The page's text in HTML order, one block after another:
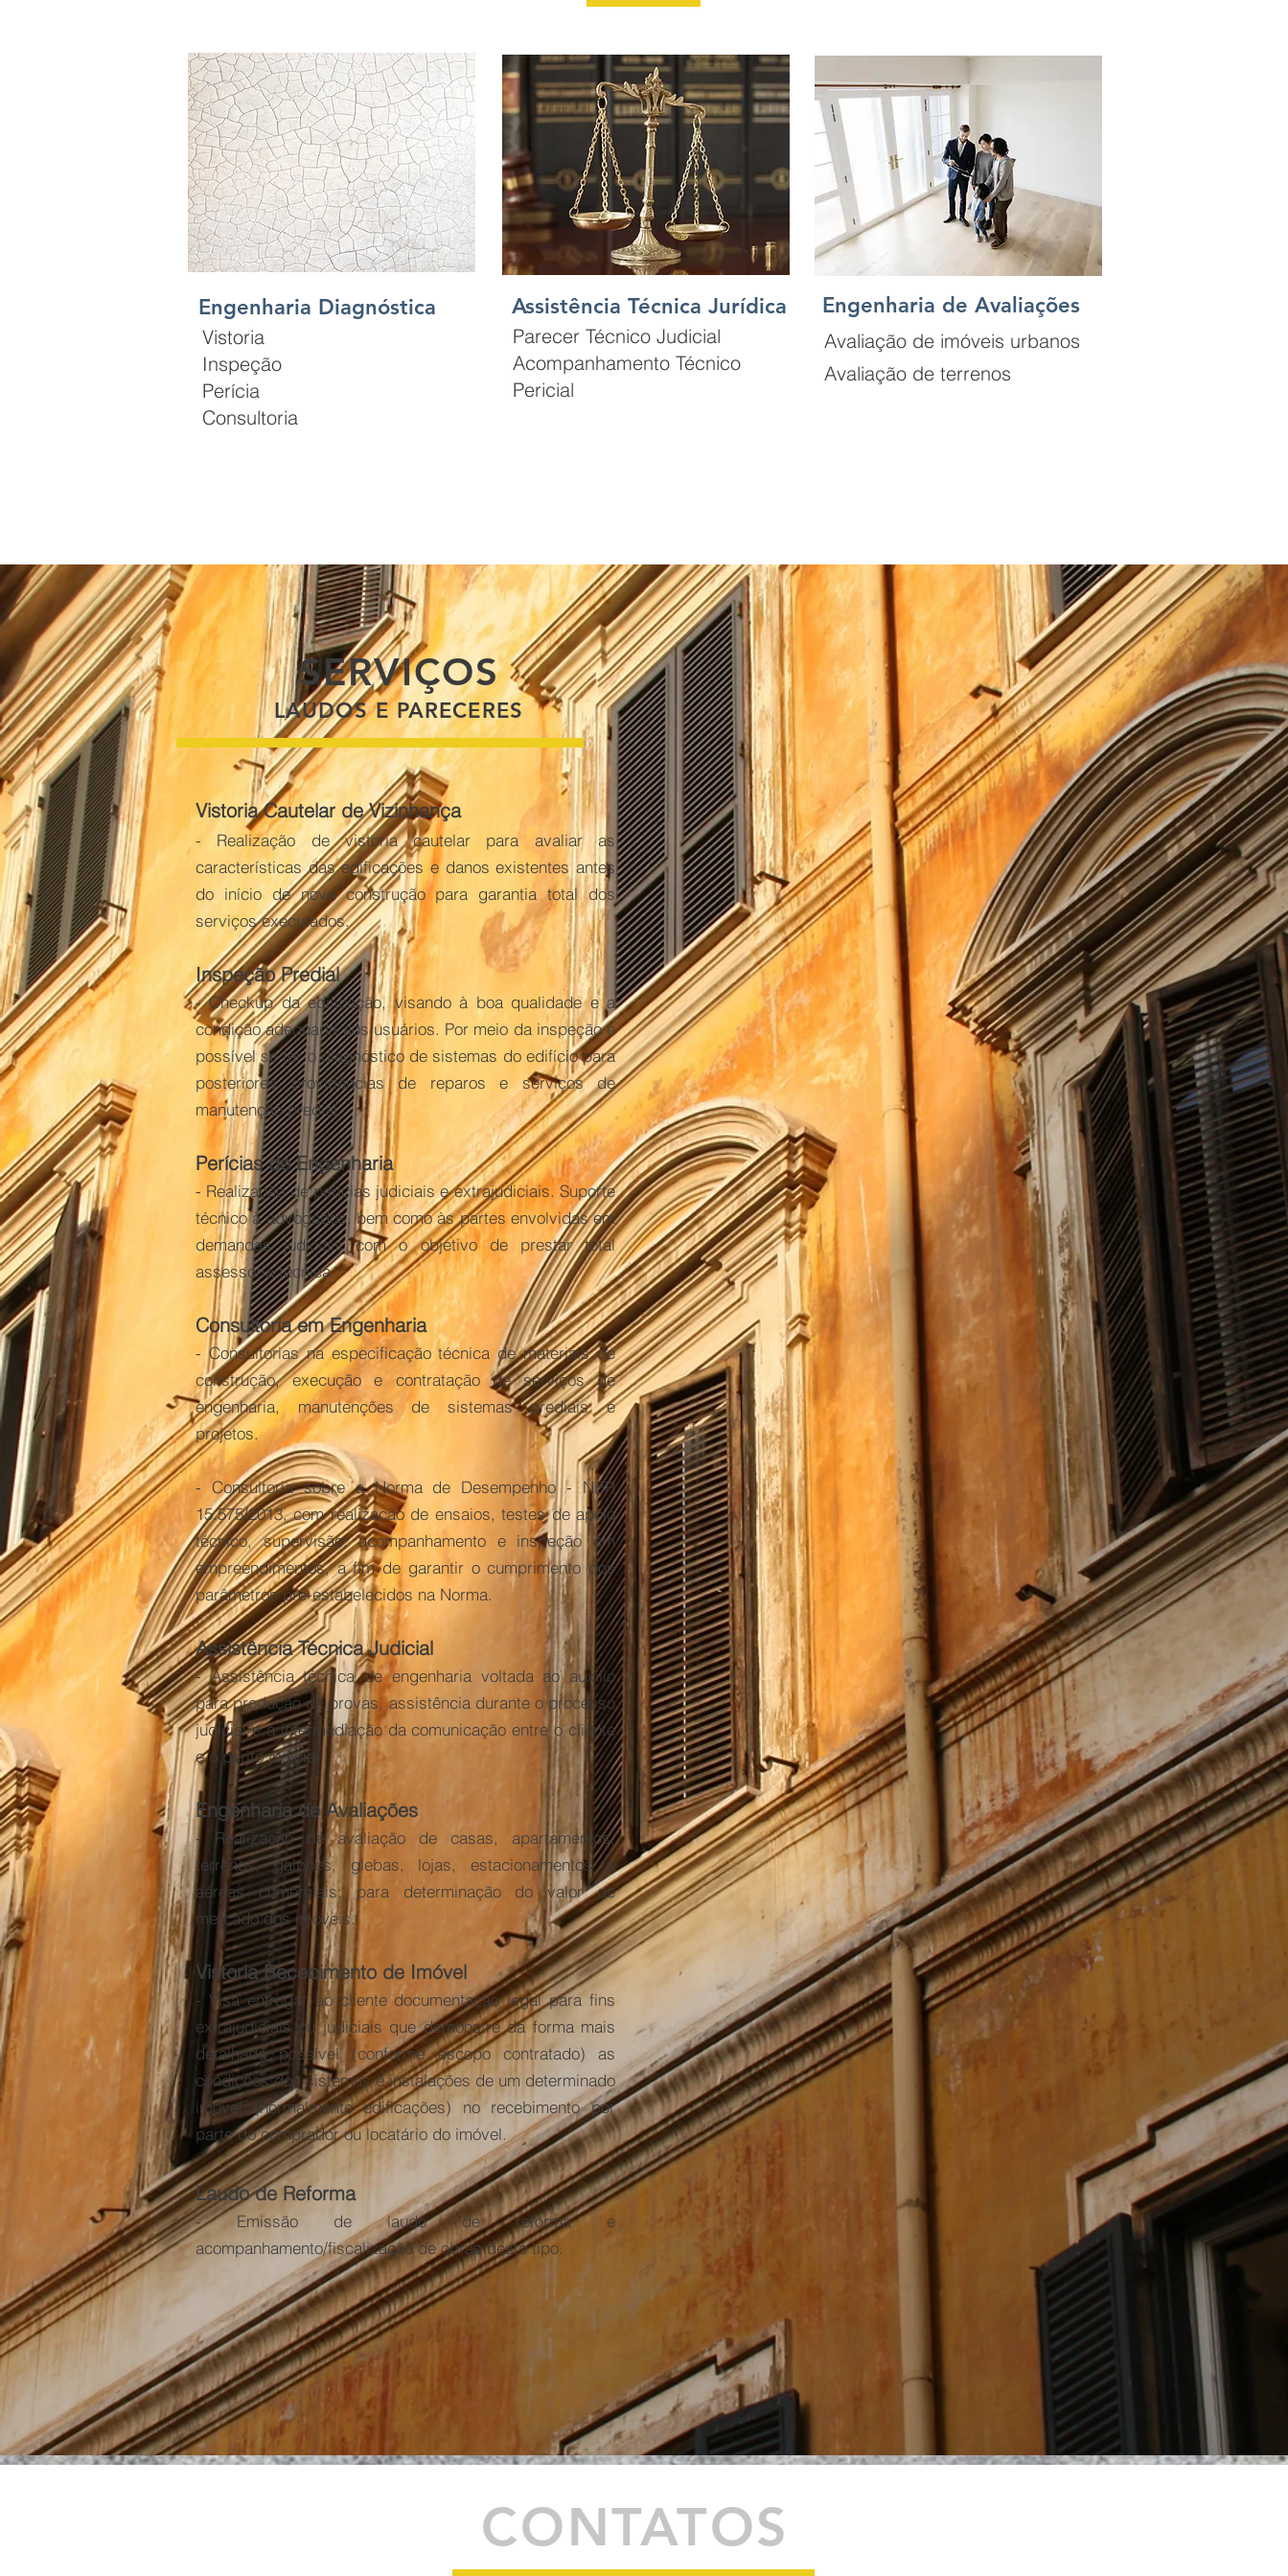
Engenharia Diagnóstica
Vistoria
Inspeção
Perícia
Consultoria
Assistência Técnica Jurídica
Parecer Técnico Judicial
Acompanhamento Técnico
Pericial
Engenharia de Avaliações
Avaliação de imóveis urbanos
Avaliação de terrenos
SERVIÇOS
LAUDOS E PARECERES
Vistoria Cautelar de Vizinhança
- Realização de vistoria cautelar para avaliar as
características das edificações e danos existentes antes
do início de nova construção para garantia total dos
serviços executados.
Inspeção Predial
- Checkup da edificação, visando à boa qualidade e a
condição adequada aos usuários. Por meio da inspeção é
possível se ter o diagnóstico de sistemas do edifício para
posteriores providências de reparos e serviços de
manutenção predial.
Perícias de Engenharia
- Realização de perícias judiciais e extrajudiciais. Suporte
técnico à advogados, bem como às partes envolvidas em
demandas judiciais com o objetivo de prestar total
assessoria técnica.
Consultoria em Engenharia
- Consultorias na especificação técnica de materiais de
construção, execução e contratação de serviços de
engenharia, manutenções de sistemas prediais e
projetos.
- Consultoria sobre a Norma de Desempenho - NBR
15.575/2013, com realização de ensaios, testes de apoio
técnico, supervisão, acompanhamento e inspeção em
empreendimentos, a fim de garantir o cumprimento dos
parâmetros pré-estabelecidos na Norma.
Assistência Técnica Judicial
- Assistência técnica de engenharia voltada ao auxílio
para produção de provas, assistência durante o processo
judicial e a intermediação da comunicação entre o cliente
e o perito judicial.
Engenharia de Avaliações
- Realização de avaliação de casas, apartamentos,
terrenos, galpões, glebas, lojas, estacionamentos e
aéreas comerciais; para determinação do valor de
mercado dos imóveis.
Vistoria Recebimento de Imóvel
- Visa entregar ao cliente documentação legal para fins
extrajudiciais ou judiciais que demonstre da forma mais
detalhada possível (conforme escopo contratado) as
condições dos sistemas e instalações de um determinado
imóvel (normalmente edificações) no recebimento por
parte do comprador ou locatário do imóvel.
Laudo de Reforma
- Emissão de laudo de reforma e
acompanhamento/fiscalização de obras deste tipo.
CONTATOS